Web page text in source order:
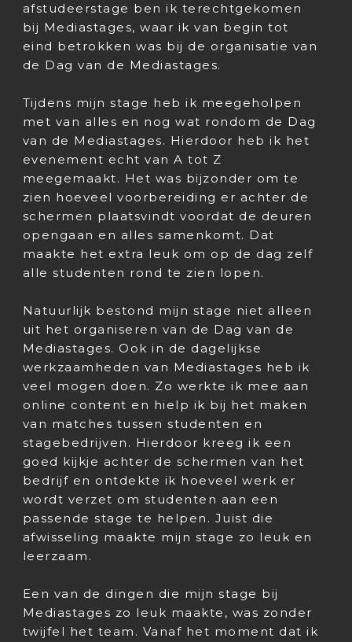
afstudeerstage ben ik terechtgekomen
bij Mediastages, waar ik van begin tot
eind betrokken was bij de organisatie van
de Dag van de Mediastages.
Tijdens mijn stage heb ik meegeholpen
met van alles en nog wat rondom de Dag
van de Mediastages. Hierdoor heb ik het
evenement echt van A tot Z
meegemaakt. Het was bijzonder om te
zien hoeveel voorbereiding er achter de
schermen plaatsvindt voordat de deuren
opengaan en alles samenkomt. Dat
maakte het extra leuk om op de dag zelf
alle studenten rond te zien lopen.
Natuurlijk bestond mijn stage niet alleen
uit het organiseren van de Dag van de
Mediastages. Ook in de dagelijkse
werkzaamheden van Mediastages heb ik
veel mogen doen. Zo werkte ik mee aan
online content en hielp ik bij het maken
van matches tussen studenten en
stagebedrijven. Hierdoor kreeg ik een
goed kijkje achter de schermen van het
bedrijf en ontdekte ik hoeveel werk er
wordt verzet om studenten aan een
passende stage te helpen. Juist die
afwisseling maakte mijn stage zo leuk en
leerzaam.
Een van de dingen die mijn stage bij
Mediastages zo leuk maakte, was zonder
twijfel het team. Vanaf het moment dat ik